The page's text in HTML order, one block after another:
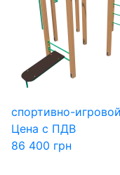
спортивно-
Цена с ПДВ
86 400 грн